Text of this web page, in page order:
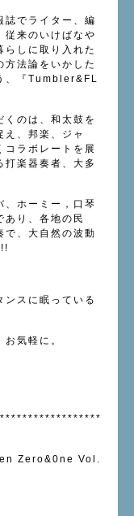
誌でライター、編
従来のいけばなや
らしに取り入れた
方法論をいかした
、『Tumbler&FL
くのは、和太鼓を
、邦楽、ジャ
コラボレートを展
打楽器奏者、大多
、ホーミー，口琴
あり、各地の民
で、大自然の波動
ンスに眠っている
気軽に。
Zero&0ne Vol.